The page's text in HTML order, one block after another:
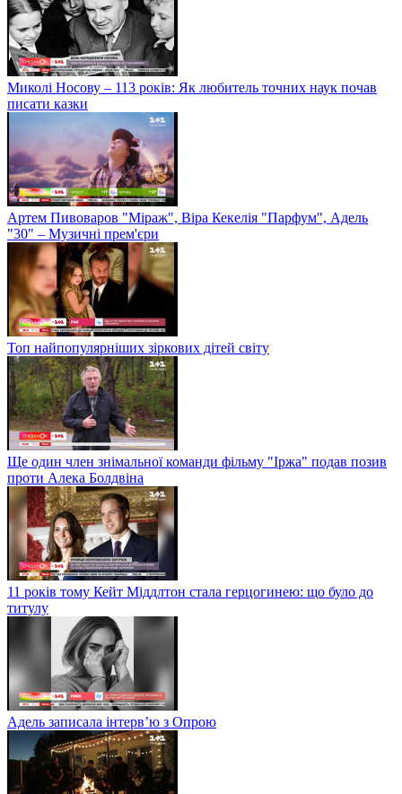
Миколі Носову – 113 років: Як любитель точних наук почав
писати казки
Артем Пивоваров "Міраж", Віра Кекелія "Парфум", Адель
"30" – Музичні прем'єри
Топ найпопулярніших зіркових дітей світу
Ще один член знімальної команди фільму "Іржа" подав позив
проти Алека Болдвіна
11 років тому Кейт Міддлтон стала герцогинею: що було до
титулу
Адель записала інтерв’ю з Опрою